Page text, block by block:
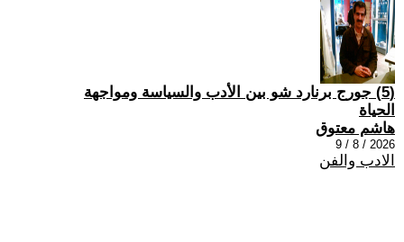
(5) جورج برنارد شو بين الأدب والسياسة ومواجهة
الحياة
هاشم معتوق
2026 / 8 / 9
الادب والفن